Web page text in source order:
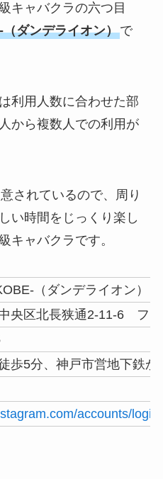
キャバクラの六つ目
ダンデライオン）で
利用人数に合わせた部
から複数人での利用が
されているので、周り
い時間をじっくり楽し
キャバクラです。
（ダンデライオン）
央区北長狭通2-11-6 フ
歩5分、神戸市営地下鉄か
accounts/